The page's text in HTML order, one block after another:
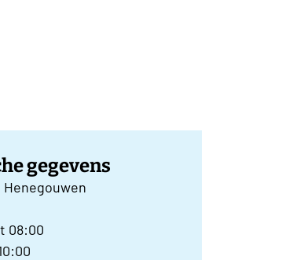
gegevens
08:00